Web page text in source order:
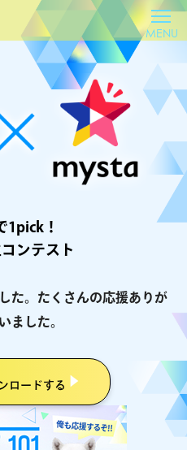
MENU
1pick！
ンテスト
た。たくさんの応援ありが
ました。
ロードする